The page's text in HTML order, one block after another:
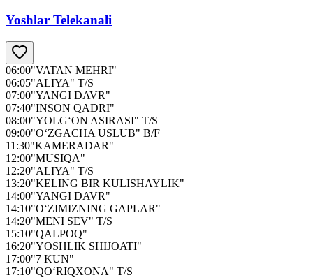
Yoshlar Telekanali
06:00"VATAN MEHRI"
06:05"ALIYA" T/S
07:00"YANGI DAVR"
07:40"INSON QADRI"
08:00"YOLG‘ON ASIRASI" T/S
09:00"O‘ZGACHA USLUB" B/F
11:30"KAMERADAR"
12:00"MUSIQA"
12:20"ALIYA" T/S
13:20"KELING BIR KULISHAYLIK"
14:00"YANGI DAVR"
14:10"O‘ZIMIZNING GAPLAR"
14:20"MENI SEV" T/S
15:10"QALPOQ"
16:20"YOSHLIK SHIJOATI"
17:00"7 KUN"
17:10"QO‘RIQXONA" T/S